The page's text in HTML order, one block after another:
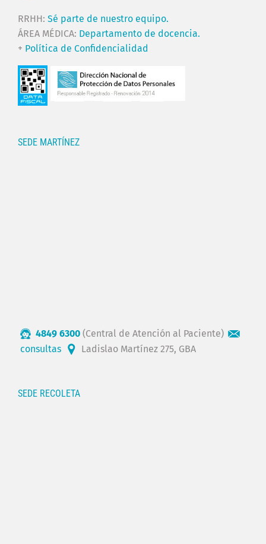
RRHH: Sé parte de nuestro equipo.
ÁREA MÉDICA: Departamento de docencia.
+ Política de Confidencialidad
SEDE MARTÍNEZ
4849 6300 (Central de Atención al Paciente)
consultas
Ladislao Martínez 275, GBA
SEDE RECOLETA